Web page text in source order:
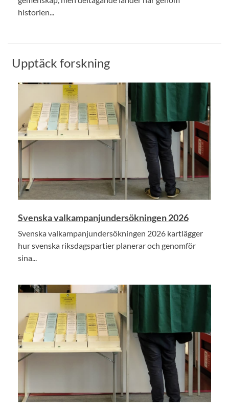
historien...
Upptäck forskning
Svenska valkampanjundersökningen 2026
Svenska valkampanjundersökningen 2026 kartlägger
hur svenska riksdagspartier planerar och genomför
sina...